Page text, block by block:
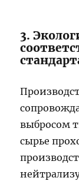
3.
выбросом
сырье